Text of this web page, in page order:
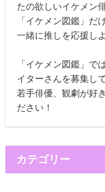
たの欲しいイケメン
「イケメン図鑑」だ
一緒に推しを応援し
「イケメン図鑑」で
イターさんを募集し
若手俳優、観劇が好
ださい！
カテゴリー